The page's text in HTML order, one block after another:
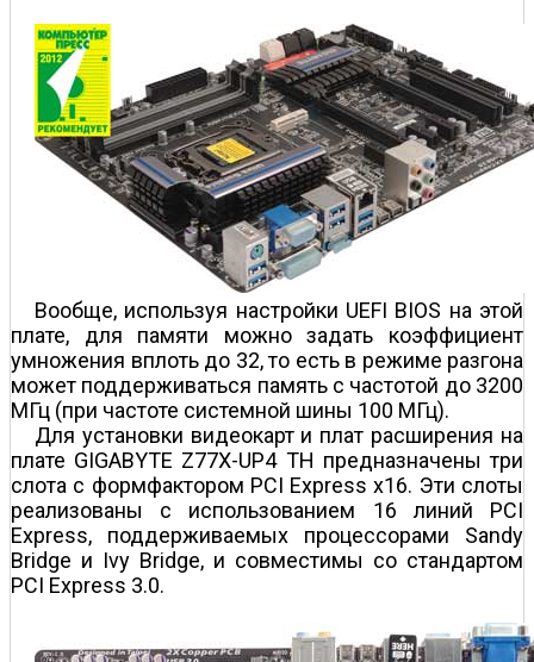
Вообще, используя настройки UEFI BIOS на этой
плате, для памяти можно задать коэффициент
умножения вплоть до 32, то есть в режиме разгона
может поддерживаться память с частотой до 3200
МГц (при частоте системной шины 100 МГц).
Для установки видеокарт и плат расширения на
плате GIGABYTE Z77X-UP4 TH предназначены три
слота с формфактором PCI Express x16. Эти слоты
реализованы с использованием 16 линий PCI
Express, поддерживаемых процессорами Sandy
Bridge и Ivy Bridge, и совместимы со стандартом
PCI Express 3.0.